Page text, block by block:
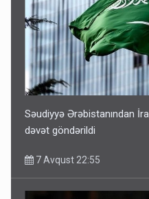
Səudiyyə Ərəbistanından
dəvət göndərildi
7 Avqust 22:55